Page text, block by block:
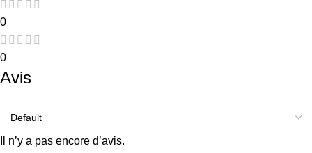
0
0
Avis
Il n’y a pas encore d’avis.